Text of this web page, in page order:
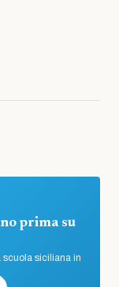
prima su
siciliana in